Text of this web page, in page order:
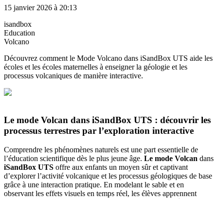
15 janvier 2026 à 20:13
isandbox
Education
Volcano
Découvrez comment le Mode Volcano dans iSandBox UTS aide les
écoles et les écoles maternelles à enseigner la géologie et les
processus volcaniques de manière interactive.
Le mode Volcan dans iSandBox UTS : découvrir les
processus terrestres par l’exploration interactive
Comprendre les phénomènes naturels est une part essentielle de
l’éducation scientifique dès le plus jeune âge. Le mode Volcan dans
iSandBox UTS offre aux enfants un moyen sûr et captivant
d’explorer l’activité volcanique et les processus géologiques de base
grâce à une interaction pratique. En modelant le sable et en
observant les effets visuels en temps réel, les élèves apprennent